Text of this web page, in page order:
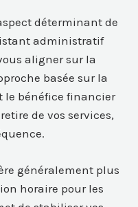
déterminant de
administratif
aligner sur la
basée sur la
le bénéfice financier
de vos services,
généralement plus
horaire pour les